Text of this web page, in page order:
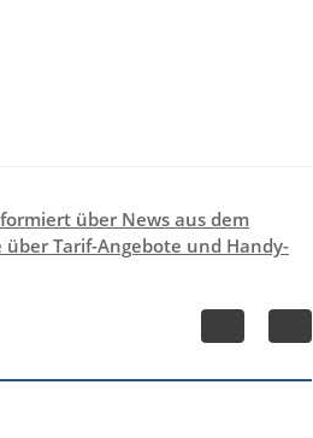
über News aus dem
Tarif-Angebote und Handy-